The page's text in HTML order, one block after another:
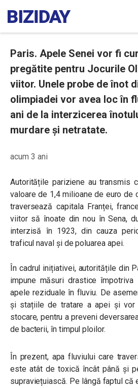
Paris. Apele Senei vor fi
pregătite pentru Jocurile
viitor. Unele probe de înot
olimpiadei vor avea loc în
ani de la interzicerea
murdare și netratate.
acum 3 ani
Autoritățile pariziene au transmis
valoare de 1,4 milioane de euro de
traversează capitala Franței,
viitor să înoate din nou în Sena,
interzisă în 1923, din cauza
traficul naval și de poluarea apei.
În cadrul inițiativei, autoritățile din
impune măsuri drastice împotriva
apele reziduale în fluviu. De
și stațiile de tratare a apei și
stocare, pentru a preveni
de bacterii, în timpul ploilor.
În prezent, apa fluviului care
este atât de toxică încât până și
supraviețuiască. Pe lângă faptul că